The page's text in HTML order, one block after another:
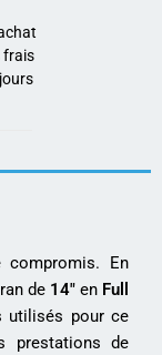
frais
compromis. En
de 14″en Full
utilisés pour ce
prestations de